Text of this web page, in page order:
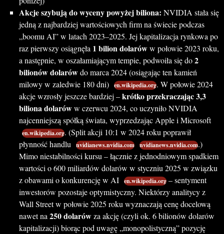
Akcje szybują do wyceny powyżej biliona: NVIDIA stała się
jedną z najbardziej wartościowych firm na świecie podczas
„boomu AI” w latach 2023–2025. Jej kapitalizacja rynkowa po
raz pierwszy osiągnęła 1 bilion dolaróww połowie 2023 roku,
a następnie, w oszałamiającym tempie, podwoiła się do2
bilionów dolarówdo marca 2024 (osiągając ten kamień
milowy w zaledwie 180 dni) en.wikipedia.org. W połowie 2024
akcje wzrosły jeszcze bardziej –krótko przekraczając 3,3
biliona dolaróww czerwcu 2024, co uczyniło NVIDIA
najcenniejszą spółką świata, wyprzedzając Apple i Microsoft
en.wikipedia.org. (Split akcji 10:1 w 2024 roku poprawił
płynność handlu nvidianews.nvidia.com nvidianews.nvidia.com.)
Mimo niestabilności kursu – łącznie z jednodniowym spadkiem
wartości o 600 miliardów dolarów w styczniu 2025 w związku
z obawami o konkurencję w AI en.wikipedia.org – sentyment
inwestorów pozostaje optymistyczny. Niektórzy analitycy z
Wall Street w połowie 2025 roku wyznaczają cenę docelową
nawet na250 dolarówza akcję (czyli ok. 6 bilionów dolarów
kapitalizacji) biorąc pod uwagę „monopolistyczną” pozycję